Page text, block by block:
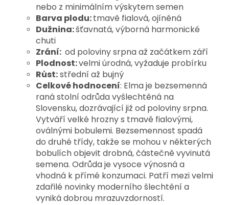
nebo z minimálním výskytem semen
Barva plodu:tmavě fialová, ojíněná
Dužnina:šťavnatá, výborná harmonické
chuti
Zrání: od poloviny srpna až začátkem září
Plodnost:velmi úrodná, vyžaduje probírku
Růst:střední až bujný
Celkové hodnocení: Elma je bezsemenná
raná stolní odrůda vyšlechtěná na
Slovensku, dozrávající již od poloviny srpna.
Vytváří velké hrozny s tmavě fialovými,
oválnými bobulemi. Bezsemennost spadá
do druhé třídy, takže se mohou v některých
bobulích objevit drobná, částečně vyvinutá
semena. Odrůda je vysoce výnosná a
vhodná k přímé konzumaci. Patří mezi velmi
zdařilé novinky moderního šlechtění a
vyniká dobrou mrazuvzdorností.